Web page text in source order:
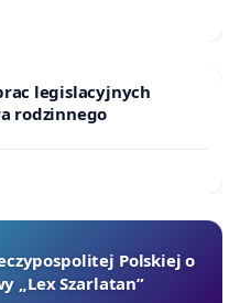
Dalsza wycinka
i wielu innych
powstaje droga
drogowego w tym
Mieszkańcy
potrzebują
legislacyjnych
rodzinnego
Polskiej o
„Lex Szarlatan”